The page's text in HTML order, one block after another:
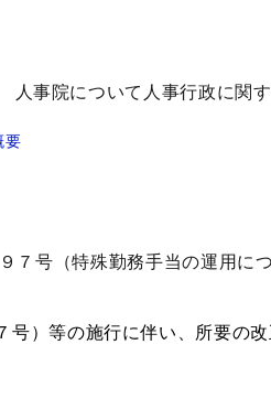
人事院について 人事行政に関
要
７号（特殊勤務手当の運用に
）等の施行に伴い、所要の